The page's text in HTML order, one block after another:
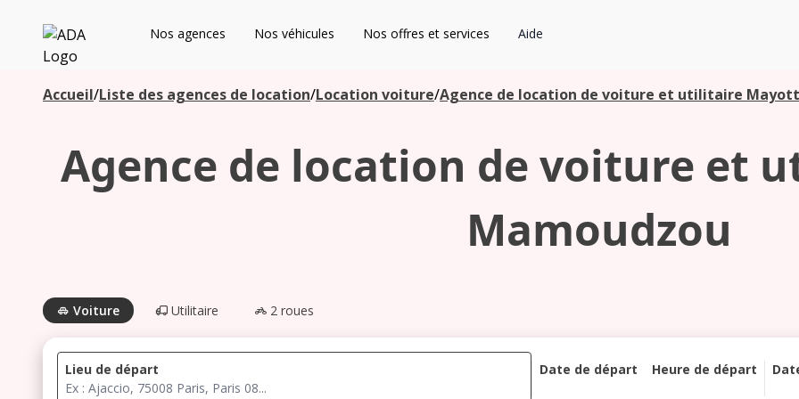
ADA Nos agences Nos véhicules Nos offres et services Aide
Accueil/Liste des agences de location/Location voiture/Agence de location de voiture et utilitaire
Agence de location de voiture et
Mamoudzou
Voiture Utilitaire 2 roues
Lieu de départ Date de départ Heure de départ
Les agences à proximité
Commencez votre recherche pour voir les agences à
proximité